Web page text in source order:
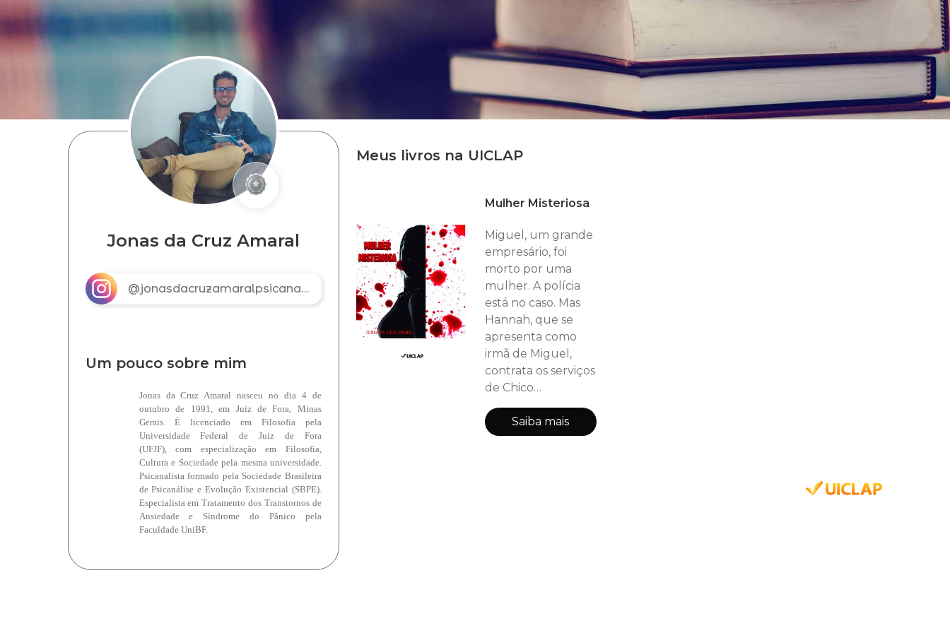
Jonas da Cruz Amaral
@jonasdacruzamaralpsicanalista
Um pouco sobre mim
Jonas da Cruz Amaral nasceu no dia 4 de
outubro de 1991, em Juiz de Fora, Minas
Gerais. É licenciado em Filosofia pela
Universidade Federal de Juiz de Fora
(UFJF),com especialização em Filosofia,
Cultura e Sociedade pela mesma universidade.
Psicanalista formado pela Sociedade Brasileira
de Psicanálise e Evolução Existencial (SBPE).
Especialista em Tratamento dos Transtornos de
Ansiedade e Síndrome do Pânico pela
Faculdade UniBF.
Meus livros na UICLAP
Mulher Misteriosa
Miguel, um grande
empresário, foi
morto por uma
mulher. A polícia
está no caso. Mas
Hannah, que se
apresenta como
irmã de Miguel,
contrata os serviços
de Chico
Boaventura,
delegado
aposentado da
Saiba mais